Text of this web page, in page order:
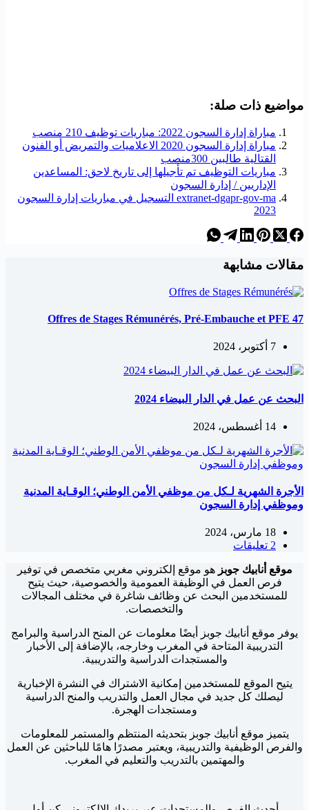
مواضيع ذات صلة:
مباراة إدارة السجون 2022: مباريات توظيف 210 منصب
مباراة إدارة السجون 2020 الاعلاميات والتمريض أو الفنون
القتالية طالبين 300منصب
مباريات التوظيف تم تأجيلها إلى تاريخ لاحق: المساعدين
الإداريين / إدارة السجون
extranet-dgapr-gov-ma التسجيل في مباريات إدارة السجون
2023
مقالات مشابهة
47 Offres de Stages Rémunérés, Pré-Embauche et PFE
7 أكتوبر، 2024
البحث عن عمل في الدار البيضاء 2024
14 أغسطس، 2024
الأجرة الشهرية لـكل من موظفي الأمن الوطني؛ الوقـاية المدنية
وموظفي إدارة السجون
18 مارس، 2024
2 تعليقات
موقع أنابيك جوبزهو موقع إلكتروني مغربي متخصص في توفير
فرص العمل في الوظيفة العمومية والخصوصية، حيث يتيح
للمستخدمين البحث عن وظائف شاغرة في مختلف المجالات
والتخصصات.
يوفر موقع أنابيك جوبز أيضًا معلومات عن المنح الدراسية والبرامج
التدريبية المتاحة في المغرب وخارجه، بالإضافة إلى الأخبار
والمستجدات الدراسية والتدريبية.
يتيح الموقع للمستخدمين إمكانية الاشتراك في النشرة الإخبارية
ليصلك كل جديد في مجال العمل والتدريب والمنح الدراسية
ومستجدات الهجرة.
يتميز موقع أنابيك جوبز بتحديثه المنتظم والمستمر للمعلومات
والفرص الوظيفية والتدريبية، ويعتبر مصدرًا هامًا للباحثين عن العمل
والمهتمين بالتدريب والتعليم في المغرب.